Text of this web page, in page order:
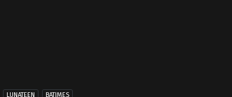
LUNATEEN BATIMES